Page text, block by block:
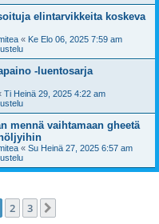
elintarvikkeita koskeva
« Ke Elo 06, 2025 7:59 am
-luentosarja
Ti Heinä 29, 2025 4:22 am
mennä vaihtamaan gheetä
« Su Heinä 27, 2025 6:57 am
2 3